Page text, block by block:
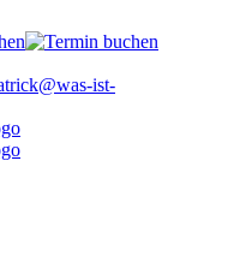
ist-